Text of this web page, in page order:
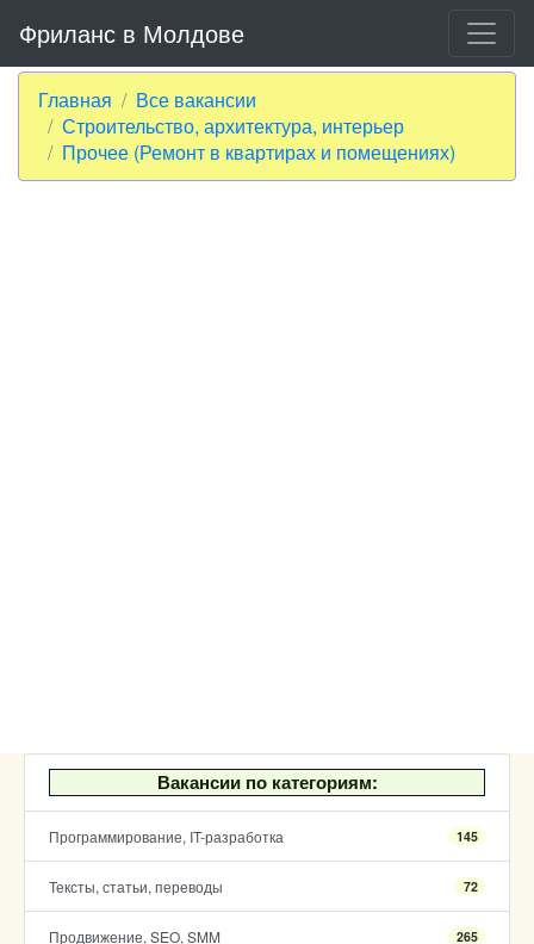
Фриланс в Молдове
Главная
Все вакансии
Строительство, архитектура, интерьер
Прочее (Ремонт в квартирах и помещениях)
Вакансии по категориям:
Программирование, IT-разработка 145
Тексты, статьи, переводы 72
Продвижение, SEO, SMM 265